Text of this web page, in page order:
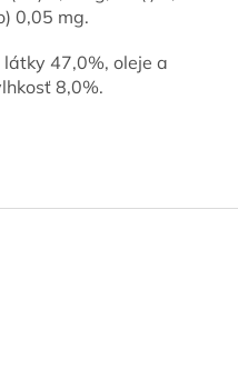
0,05 mg.
47,0%, oleje a
8,0%.